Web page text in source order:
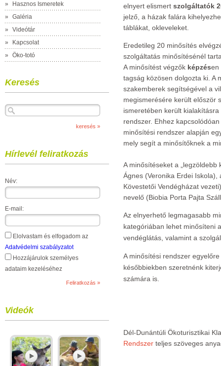
»
Hasznos Ismeretek
»
Galéria
»
Videótár
»
Kapcsolat
»
Öko-totó
Keresés
Hírlevél feliratkozás
Név:
E-mail:
Elolvastam és elfogadom az
Adatvédelmi szabályzatot
Hozzájárulok személyes
adataim kezeléséhez
Videók
elnyert elismert szolgáltatók
jelző, a házak falára
táblákat, okleveleket.
Eredetileg 20 minősítés
szolgáltatás minősítésénél
A minősítést végzők képzésen
tagság közösen dolgozta ki. A
szakemberek segítségével a
megismerésére került először
ismeretében került
rendszer. Ehhez
minősítési rendszer alapján
mely segít a minősítőknek a
A minősítéseket a „legzöldebb
Ágnes (Veronika Erdei Iskola),
Kövestetői Vendégházat
nevelő (Biobia Porta Pajta
Az elnyerhető legmagasabb
kategóriában lehet minősíteni
vendéglátás, valamint a
A minősítési rendszer
későbbiekben szeretnénk
számára is.
Dél-Dunántúli Ökoturisztikai
Rendszer teljes szöveges